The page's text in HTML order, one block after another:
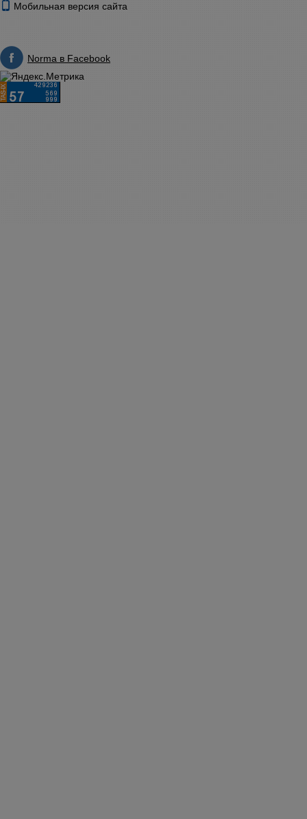
Мобильная версия сайта
Norma в Facebook